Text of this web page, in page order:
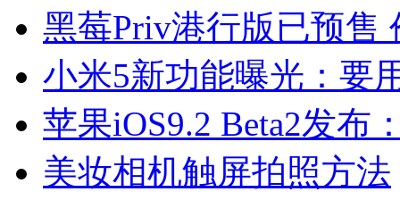
黑莓Priv港行版已预售
小米5新功能曝光：要
苹果iOS9.2 Beta2发布
美妆相机触屏拍照方法